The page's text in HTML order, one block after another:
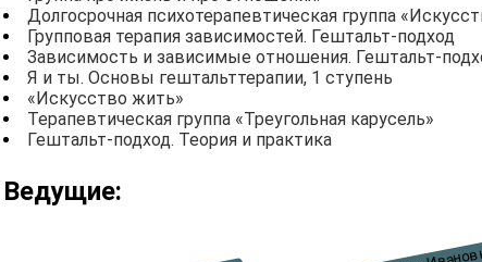
Долгосрочная психотерапевтическая группа
Групповая терапия зависимостей. Гештальт-подход
Зависимость и зависимые отношения. Гештальт-
Я и ты. Основы гештальттерапии, 1 ступень
«Искусство жить»
Терапевтическая группа «Треугольная карусель»
Гештальт-подход. Теория и практика
Ведущие: